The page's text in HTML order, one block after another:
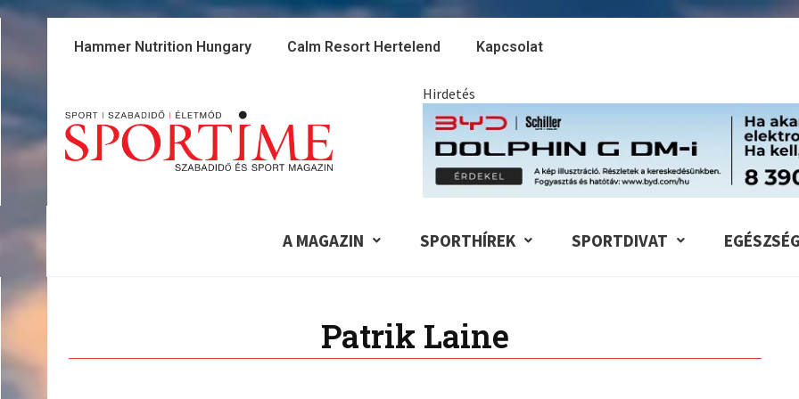
Skip
Hammer Nutrition Hungary Calm Resort Hertelend Kapcsolat
Hirdetés
A MAGAZIN SPORTHÍREK SPORTDIVAT EGÉSZSÉG
Patrik Laine